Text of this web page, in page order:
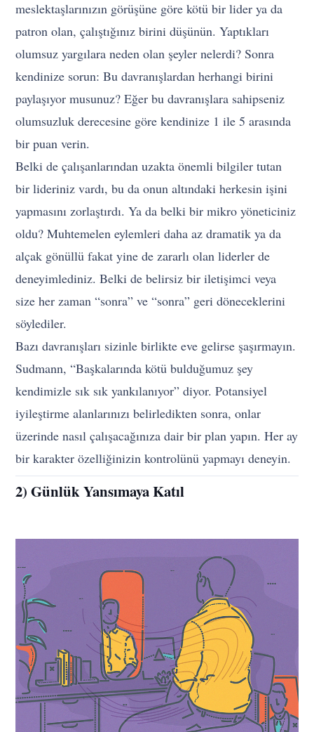
meslektaşlarınızın görüşüne göre kötü bir lider ya da
patron olan, çalıştığınız birini düşünün. Yaptıkları
olumsuz yargılara neden olan şeyler nelerdi? Sonra
kendinize sorun: Bu davranışlardan herhangi birini
paylaşıyor musunuz? Eğer bu davranışlara sahipseniz
olumsuzluk derecesine göre kendinize 1 ile 5 arasında
bir puan verin.
Belki de çalışanlarından uzakta önemli bilgiler tutan
bir lideriniz vardı, bu da onun altındaki herkesin işini
yapmasını zorlaştırdı. Ya da belki bir mikro yöneticiniz
oldu? Muhtemelen eylemleri daha az dramatik ya da
alçak gönüllü fakat yine de zararlı olan liderler de
deneyimlediniz. Belki de belirsiz bir iletişimci veya
size her zaman “sonra” ve “sonra” geri döneceklerini
söylediler.
Bazı davranışları sizinle birlikte eve gelirse şaşırmayın.
Sudmann, “Başkalarında kötü bulduğumuz şey
kendimizle sık sık yankılanıyor” diyor. Potansiyel
iyileştirme alanlarınızı belirledikten sonra, onlar
üzerinde nasıl çalışacağınıza dair bir plan yapın. Her ay
bir karakter özelliğinizin kontrolünü yapmayı deneyin.
2) Günlük Yansımaya Katıl